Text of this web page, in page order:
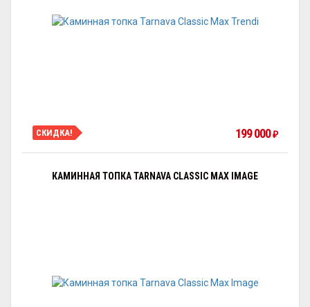
СКИДКА! 199 000 ₽
КАМИННАЯ ТОПКА TARNAVA CLASSIC MAX IMAGE